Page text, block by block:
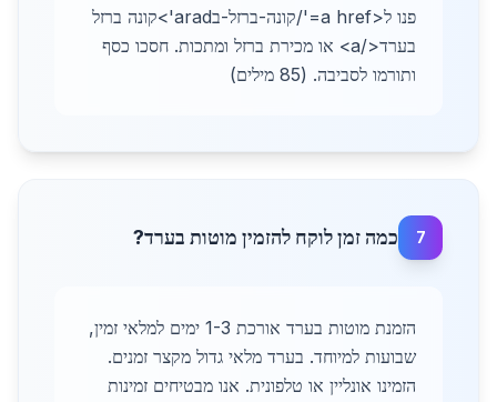
פנו ל<a href='/קונה-ברזל-בarad'>קונה ברזל
בערד</a> או מכירת ברזל ומתכות. חסכו כסף
ותורמו לסביבה. (85 מילים)
7 כמה זמן לוקח להזמין מוטות בערד?
הזמנת מוטות בערד אורכת 1-3 ימים למלאי זמין,
שבועות למיוחד. בערד מלאי גדול מקצר זמנים.
הזמינו אונליין או טלפונית. אנו מבטיחים זמינות